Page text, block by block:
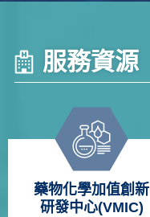
服務資源
藥物化學加值創新
研發中心(VMIC)